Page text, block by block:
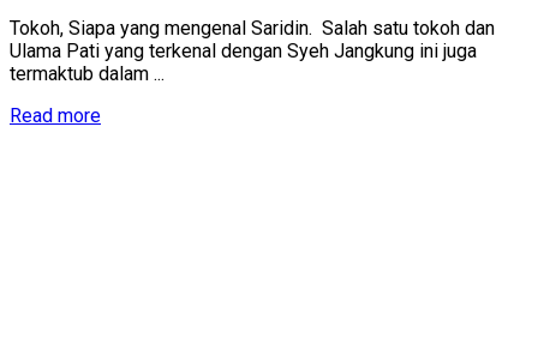
Tokoh, Siapa yang mengenal Saridin. Salah satu tokoh dan
Ulama Pati yang terkenal dengan Syeh Jangkung ini juga
termaktub dalam ...
Read moreDetails